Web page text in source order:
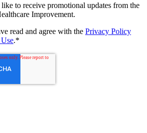
to receive promotional updates from the
Improvement.
read and agree with the Privacy Policy
.*